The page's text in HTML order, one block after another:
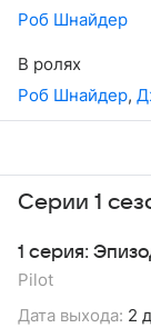
Роб Шнайдер
В ролях
Роб Шнайдер,
Серии 1
1 серия:
Pilot
Дата выхода: 2